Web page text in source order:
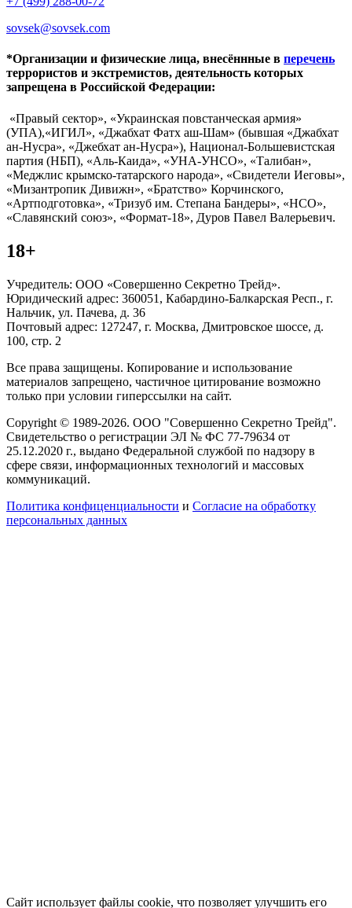
sovsek@sovsek.com
*Организации и физические лица, внесённные в перечень
террористов и экстремистов, деятельность которых
запрещена в Российской Федерации:
«Правый сектор», «Украинская повстанческая армия»
(УПА),«ИГИЛ», «Джабхат Фатх аш-Шам» (бывшая «Джабхат
ан-Нусра», «Джебхат ан-Нусра»), Национал-Большевистская
партия (НБП), «Аль-Каида», «УНА-УНСО», «Талибан»,
«Меджлис крымско-татарского народа», «Свидетели Иеговы»,
«Мизантропик Дивижн», «Братство» Корчинского,
«Артподготовка», «Тризуб им. Степана Бандеры», «НСО»,
«Славянский союз», «Формат-18», Дуров Павел Валерьевич.
18+
Учредитель: ООО «Совершенно Секретно Трейд».
Юридический адрес: 360051, Кабардино-Балкарская Респ., г.
Нальчик, ул. Пачева, д. 36
Почтовый адрес: 127247, г. Москва, Дмитровское шоссе, д.
100, стр. 2
Все права защищены. Копирование и использование
материалов запрещено, частичное цитирование возможно
только при условии гиперссылки на сайт.
Copyright © 1989-2026. ООО "Совершенно Секретно Трейд".
Свидетельство о регистрации ЭЛ № ФС 77-79634 от
25.12.2020 г., выдано Федеральной службой по надзору в
сфере связи, информационных технологий и массовых
коммуникаций.
Политика конфиценциальности и Согласие на обработку
персональных данных
Сайт использует файлы cookie, что позволяет улучшить его